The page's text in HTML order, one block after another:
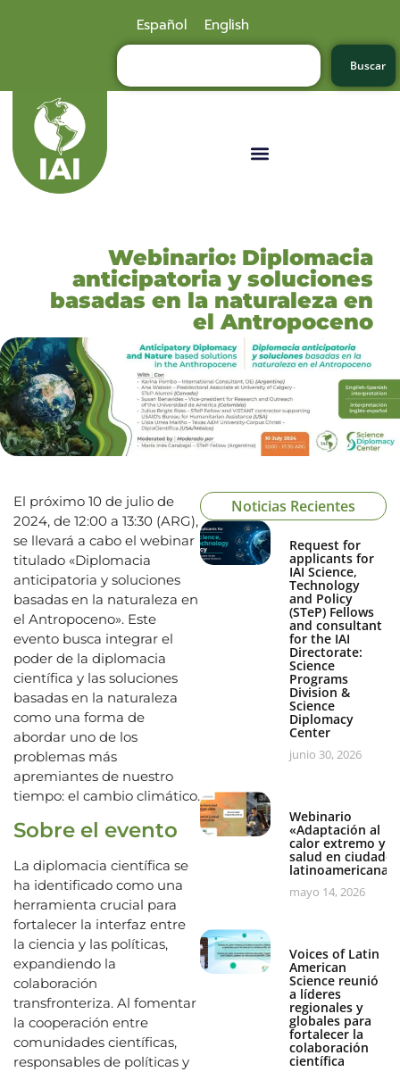
Español English
Buscar
Webinario: Diplomacia
anticipatoria y soluciones
basadas en la naturaleza en
el Antropoceno
El próximo 10 de julio de
2024, de 12:00 a 13:30 (ARG),
se llevará a cabo el webinar
titulado «Diplomacia
anticipatoria y soluciones
basadas en la naturaleza en
el Antropoceno». Este
evento busca integrar el
poder de la diplomacia
científica y las soluciones
basadas en la naturaleza
como una forma de
abordar uno de los
problemas más
apremiantes de nuestro
tiempo: el cambio climático.
Sobre el evento
La diplomacia científica se
ha identificado como una
herramienta crucial para
fortalecer la interfaz entre
la ciencia y las políticas,
expandiendo la
colaboración
transfronteriza. Al fomentar
la cooperación entre
comunidades científicas,
responsables de políticas y
Noticias Recientes
Request for
applicants for
IAI Science,
Technology
and Policy
(STeP) Fellows
and consultant
for the IAI
Directorate:
Science
Programs
Division &
Science
Diplomacy
Center
junio 30, 2026
Webinario
«Adaptación al
calor extremo y
salud en ciudades
mayo 14, 2026
Voices of Latin
American
Science reunió
a líderes
regionales y
globales para
fortalecer la
colaboración
científica